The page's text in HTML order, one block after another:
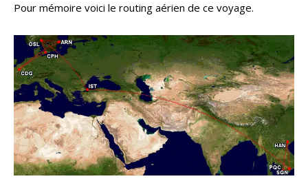
Pour mémoire voici le routing aérien de ce voyage.